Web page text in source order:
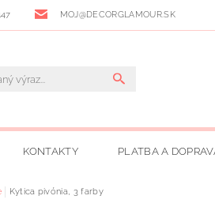
MOJ@DECORGLAMOUR.SK
KONTAKTY PLATBA A
Kytica pivónia, 3 farby